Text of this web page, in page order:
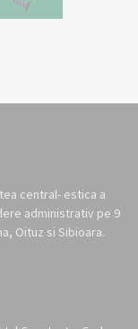
central- estica a
administrativ pe 9
Oituz si Sibioara.